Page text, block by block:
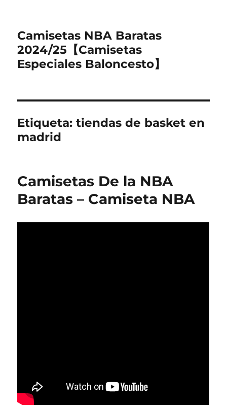
Camisetas NBA Baratas
2024/25【Camisetas
Especiales Baloncesto】
Etiqueta:tiendas de basket en
madrid
Camisetas De la NBA
Baratas – Camiseta NBA